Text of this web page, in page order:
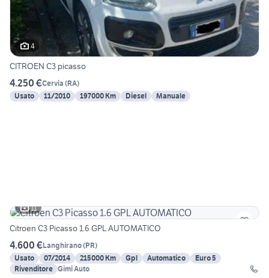
4
CITROEN C3 picasso
4.250 €Cervia (RA)
Usato
11/2010 197000 Km Diesel Manuale
11
Citroen C3 Picasso 1.6 GPL AUTOMATICO
4.600 €Langhirano(PR)
Usato
07/2014 215000 Km Gpl Automatico
Euro 5
Rivenditore Gimi Auto